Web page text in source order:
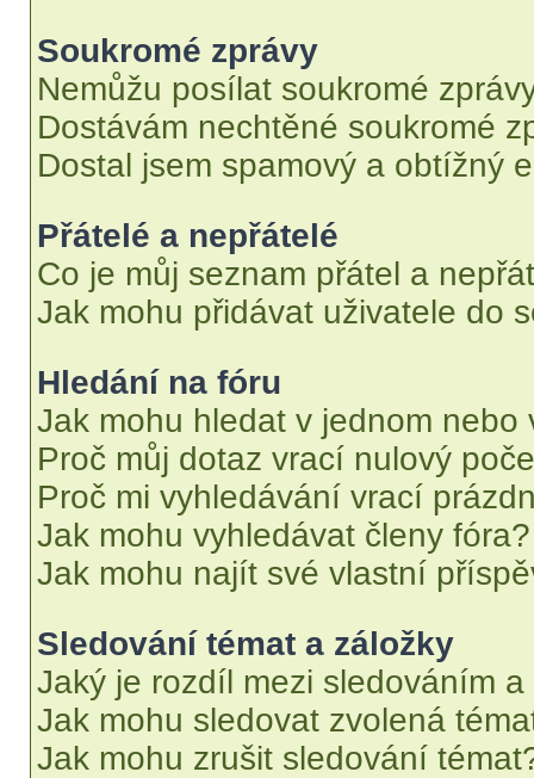
Soukromé zprávy
Nemůžu posílat soukromé
Dostávám nechtěné soukromé
Dostal jsem spamový a obtížný
Přátelé a nepřátelé
Co je můj seznam přátel a
Jak mohu přidávat uživatele do
Hledání na fóru
Jak mohu hledat v jednom nebo
Proč můj dotaz vrací nulový
Proč mi vyhledávání vrací
Jak mohu vyhledávat členy fóra?
Jak mohu najít své vlastní
Sledování témat a záložky
Jaký je rozdíl mezi sledováním a
Jak mohu sledovat zvolená
Jak mohu zrušit sledování